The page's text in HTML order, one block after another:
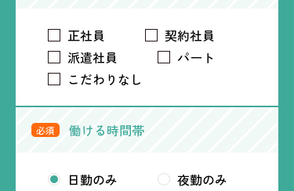
正社員
契約社員
派遣社員
パート
こだわりなし
必須 働ける時間帯
日勤のみ
夜勤のみ